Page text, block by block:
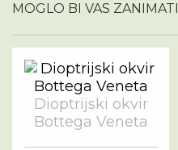
MOGLO BI VAS ZANIMATI
Dioptrijski okvir
Bottega Veneta